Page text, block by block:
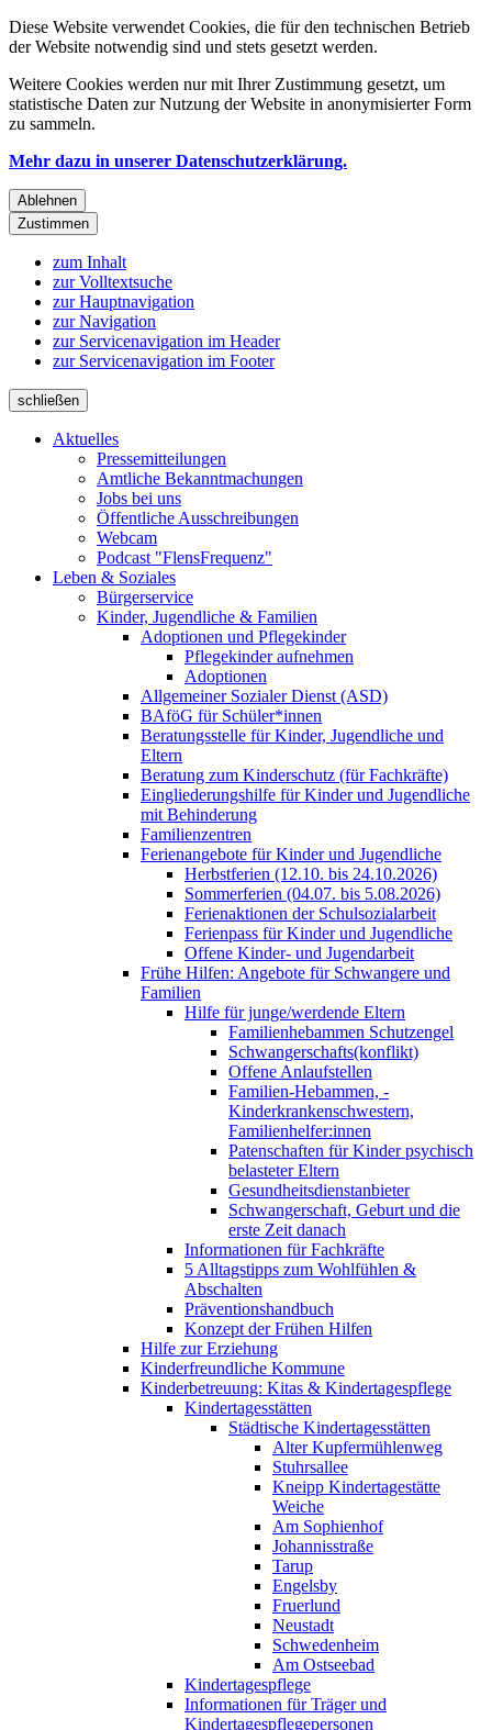
Diese Website verwendet Cookies, die für den technischen Betrieb
der Website notwendig sind und stets gesetzt werden.
Weitere Cookies werden nur mit Ihrer Zustimmung gesetzt, um
statistische Daten zur Nutzung der Website in anonymisierter Form
zu sammeln.
Mehr dazu in unserer Datenschutzerklärung.
Ablehnen
Zustimmen
zum Inhalt
zur Volltextsuche
zur Hauptnavigation
zur Navigation
zur Servicenavigation im Header
zur Servicenavigation im Footer
schließen
Aktuelles
Pressemitteilungen
Amtliche Bekanntmachungen
Jobs bei uns
Öffentliche Ausschreibungen
Webcam
Podcast "FlensFrequenz"
Leben & Soziales
Bürgerservice
Kinder, Jugendliche & Familien
Adoptionen und Pflegekinder
Pflegekinder aufnehmen
Adoptionen
Allgemeiner Sozialer Dienst (ASD)
BAföG für Schüler*innen
Beratungsstelle für Kinder, Jugendliche und
Eltern
Beratung zum Kinderschutz (für Fachkräfte)
Eingliederungshilfe für Kinder und Jugendliche
mit Behinderung
Familienzentren
Ferienangebote für Kinder und Jugendliche
Herbstferien (12.10. bis 24.10.2026)
Sommerferien (04.07. bis 5.08.2026)
Ferienaktionen der Schulsozialarbeit
Ferienpass für Kinder und Jugendliche
Offene Kinder- und Jugendarbeit
Frühe Hilfen: Angebote für Schwangere und
Familien
Hilfe für junge/werdende Eltern
Familienhebammen Schutzengel
Schwangerschafts(konflikt)
Offene Anlaufstellen
Familien-Hebammen, -
Kinderkrankenschwestern,
Familienhelfer:innen
Patenschaften für Kinder psychisch
belasteter Eltern
Gesundheitsdienstanbieter
Schwangerschaft, Geburt und die
erste Zeit danach
Informationen für Fachkräfte
5 Alltagstipps zum Wohlfühlen &
Abschalten
Präventionshandbuch
Konzept der Frühen Hilfen
Hilfe zur Erziehung
Kinderfreundliche Kommune
Kinderbetreuung: Kitas & Kindertagespflege
Kindertagesstätten
Städtische Kindertagesstätten
Alter Kupfermühlenweg
Stuhrsallee
Kneipp Kindertagestätte
Weiche
Am Sophienhof
Johannisstraße
Tarup
Engelsby
Fruerlund
Neustadt
Schwedenheim
Am Ostseebad
Kindertagespflege
Informationen für Träger und
Kindertagespflegepersonen